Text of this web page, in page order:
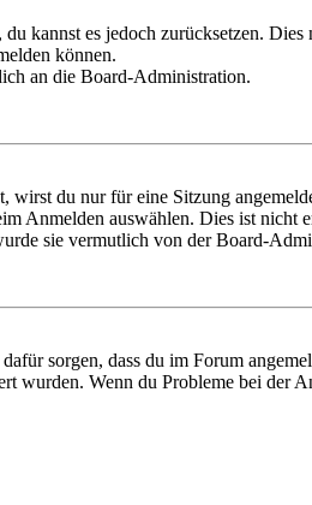
kannst es jedoch zurücksetzen.
können.
an die Board-Administration.
du nur für eine Sitzung
Anmelden auswählen. Dies ist
sie vermutlich von der Board-
sorgen, dass du im Forum
wurden. Wenn du Probleme bei der